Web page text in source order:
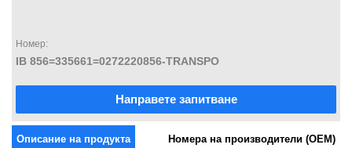
Номер:
IB 856=335661=0272220856-TRANSPO
Направете запитване
Описание на продукта Номера на производители (OEM)